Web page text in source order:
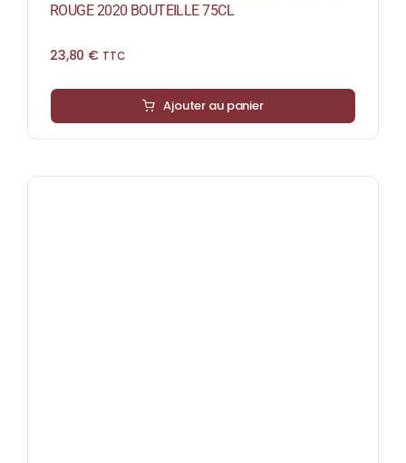
ROUGE 2020 BOUTEILLE 75CL
23,80 € TTC
Ajouter au panier